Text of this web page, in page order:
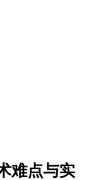
难点与实